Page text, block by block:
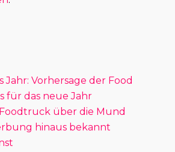
Jahr: Vorhersage der Food
für das neue Jahr
über die Mund
hinaus bekannt